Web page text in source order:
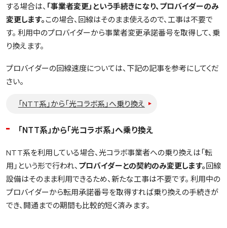
する場合は、 「事業者変更」という手続きになり、プロバイダーのみ
変更します。この場合、回線はそのまま使えるので、工事は不要で
す。 利用中のプロバイダーから事業者変更承諾番号を取得して、乗
り換えます。
プロバイダーの回線速度については、下記の記事を参考にしてくだ
さい。
「NTT系」から「光コラボ系」へ乗り換え
「NTT系」から「光コラボ系」へ乗り換え
NTT系を利用している場合、光コラボ事業者への乗り換えは「転
用」という形で行われ、 プロバイダーとの契約のみ変更します。回線
設備はそのまま利用できるため、新たな工事は不要です。 利用中の
プロバイダーから転用承諾番号を取得すれば乗り換えの手続きが
でき、開通までの期間も比較的短く済みます。